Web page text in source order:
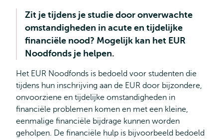
Zit je tijdens je studie door onverwachte
omstandigheden in acute en tijdelijke
financiële nood? Mogelijk kan het EUR
Noodfonds je helpen.
Het EUR Noodfonds is bedoeld voor studenten die
tijdens hun inschrijving aan de EUR door bijzondere,
onvoorziene en tijdelijke omstandigheden in
financiële problemen komen en met een kleine,
eenmalige financiële bijdrage kunnen worden
geholpen. De financiële hulp is bijvoorbeeld bedoeld